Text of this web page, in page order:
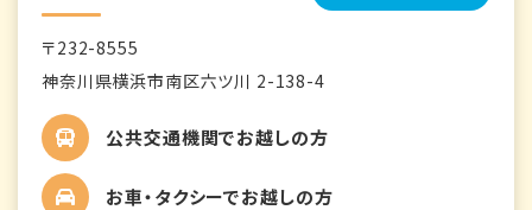
〒232-8555
神奈川県横浜市南区六ツ川 2-138-4
公共交通機関でお越しの方
お車・タクシーでお越しの方